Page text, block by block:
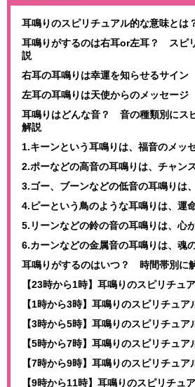
耳鳴りのスピリチュアル的な意味とは
耳鳴りがするのは右耳or左耳？ スピ
説
右耳の耳鳴りは幸運を知らせるサイン
左耳の耳鳴りは天使からのメッセージ
耳鳴りはどんな音？ 音の種類別にス
解説
1.キーンという耳鳴りは、福音のメッ
2.ポーなどの高音の耳鳴りは、チャン
3.ゴー、ブーンなどの低音の耳鳴りは
4.ピーという鳥のような耳鳴りは、運
5.リーンなどの鈴の音の耳鳴りは、心
6.カーンなどの金属音の耳鳴りは、魂
耳鳴りがするのはいつ？ 時間帯別に
【23時から1時】耳鳴りのスピリチュ
【1時から3時】耳鳴りのスピリチュア
【3時から5時】耳鳴りのスピリチュア
【5時から7時】耳鳴りのスピリチュア
【7時から9時】耳鳴りのスピリチュア
【9時から11時】耳鳴りのスピリチュ